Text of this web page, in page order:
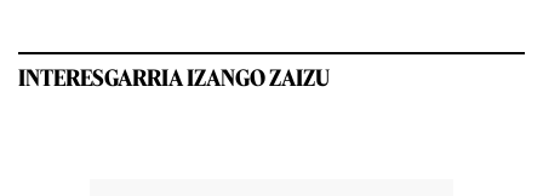
INTERESGARRIA IZANGO ZAIZU